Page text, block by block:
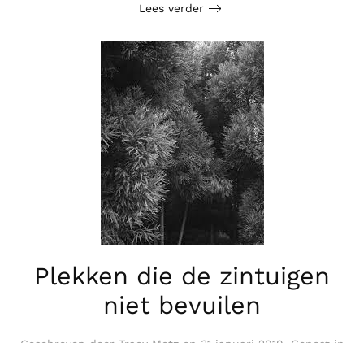
Lees verder
Plekken die de zintuigen
niet bevuilen